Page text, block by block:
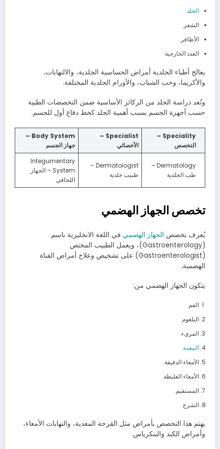
الجلد.
الشعر.
الأظافر.
الغدد الخارجية.
يعالج أطباء الجلدية أمراض الحساسية الجلدية، والالتهابات،
والأكزيما، وحب الشباب، والأورام الجلدية المختلفة.
وتُعد دراسة الجلد من الركائز الأساسية ضمن التخصصات الطبية
حسب أجهزة الجسم بسبب أهمية الجلد كخط دفاع أول للجسم.
Speciality –
التخصص
Specialist –
الأخصائي
Body System –
جهاز الجسم
Dermatology –
طب الجلدية
Dermatologist –
طبيب جلدية
Integumentary
System – الجهاز
اللحافي
تخصص الجهاز الهضمي
يُعرف تخصص الجهاز الهضمي في اللغة الانجليزية باسم
(Gastroenterology)، ويعمل الطبيب المختص
(Gastroenterologist) على تشخيص وعلاج أمراض القناة
الهضمية.
يتكون الجهاز الهضمي من:
الفم.
البلعوم.
المريء.
المعدة.
الأمعاء الدقيقة.
الأمعاء الغليظة.
المستقيم.
الشرج.
يهتم هذا التخصص بأمراض مثل القرحة المعدية، والتهابات الأمعاء،
وأمراض الكبد والبنكرياس.